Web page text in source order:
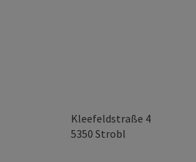
Kleefeldstraße 4
5350 Strobl